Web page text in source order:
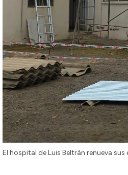
El hospital de Luis Beltrán renueva